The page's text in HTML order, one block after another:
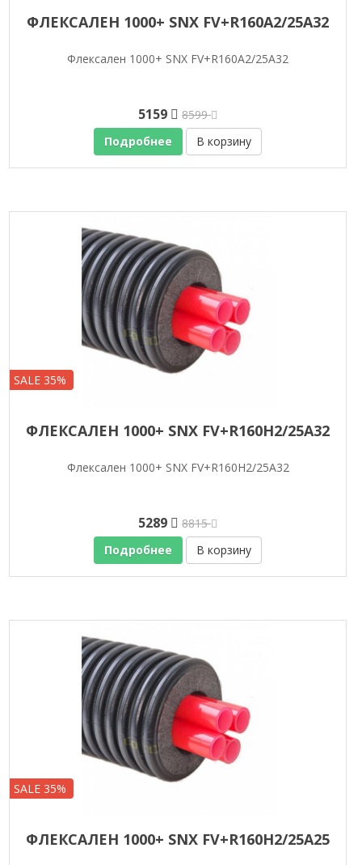
ФЛЕКСАЛЕН 1000+ SNX FV+R160A2/25A32
Флексален 1000+ SNX FV+R160A2/25A32
5159
8599
Подробнее
В корзину
SALE 35%
ФЛЕКСАЛЕН 1000+ SNX FV+R160H2/25A32
Флексален 1000+ SNX FV+R160H2/25A32
5289
8815
Подробнее
В корзину
SALE 35%
ФЛЕКСАЛЕН 1000+ SNX FV+R160H2/25A25